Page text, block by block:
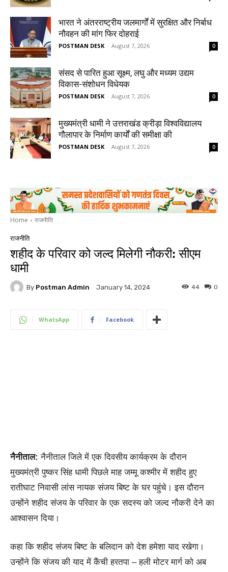
भारत ने अंतरराष्ट्रीय जलमार्गों में सुरक्षित और निर्बाध
नौवहन की मांग फिर दोहराई
POSTMAN DESK - August 7, 2026 0
संसद से पारित हुआ सूक्ष्म, लघु और मध्यम उद्यम
विकास-संशोधन विधेयक
POSTMAN DESK - August 7, 2026 0
मुख्यमंत्री धामी ने उत्तराखंड क्रीड़ा विश्वविद्यालय
गौलापार के निर्माण कार्यों की समीक्षा की
POSTMAN DESK - August 7, 2026 0